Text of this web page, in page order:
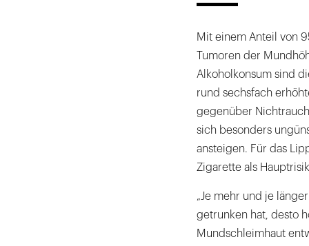
Mit einem Anteil von
Tumoren der
Alkoholkonsum sind
rund sechsfach
gegenüber
sich besonders
ansteigen. Für das
Zigarette als
„Je mehr und je
getrunken hat, desto
Mundschleimhaut